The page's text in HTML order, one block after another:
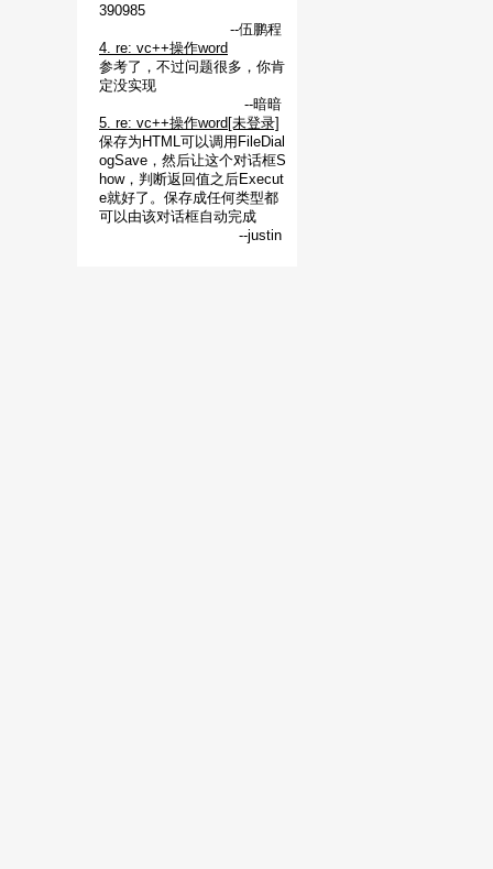
390985
--伍鹏程
4. re: vc++操作word
参考了，不过问题很多，你肯
定没实现
--暗暗
5. re: vc++操作word[未登录]
保存为HTML可以调用FileDial
ogSave，然后让这个对话框S
how，判断返回值之后Execut
e就好了。保存成任何类型都
可以由该对话框自动完成
--justin